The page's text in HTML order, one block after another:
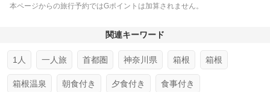
本ページからの旅行予約ではGポイントは加算されません。
関連キーワード
1人 一人旅 首都圏 神奈川県 箱根 箱根
箱根温泉 朝食付き 夕食付き 食事付き